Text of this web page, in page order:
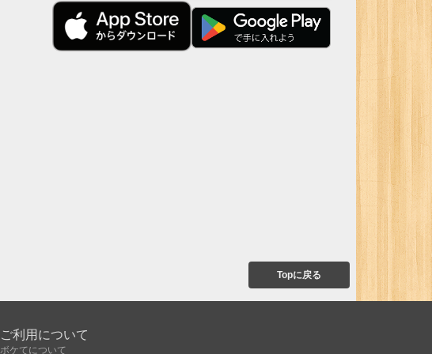
Topに戻る
ご利用について
ボケてについて